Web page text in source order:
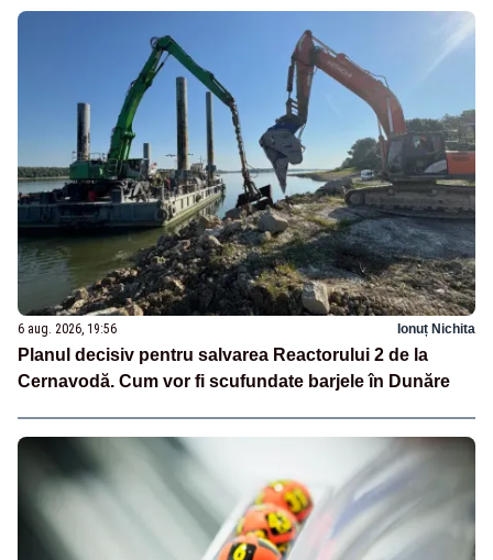
6 aug. 2026, 19:56 Ionuț Nichita
Planul decisiv pentru salvarea Reactorului 2 de la
Cernavodă. Cum vor fi scufundate barjele în Dunăre